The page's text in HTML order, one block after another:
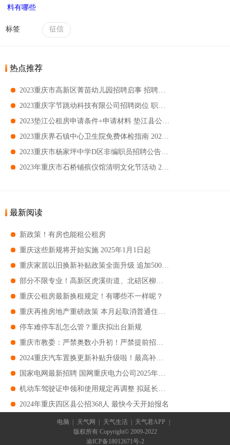
料有哪些
标签 征信
热点推荐
最新阅读
新政策！有房也能租公租房
重庆这些新规将开始实施 2025年1月1日起
重庆公租房最新换租规定！有哪些不一样呢？
停车难停车乱怎么管？重庆拟出台新规
2024年重庆四区县公招368人 最快今天开始报名
电脑 天气网 天气生活 天气君APP
版权所有 Copyright© 2009-2022
渝ICP备18012671号-2